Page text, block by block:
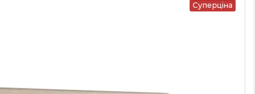
Суперціна